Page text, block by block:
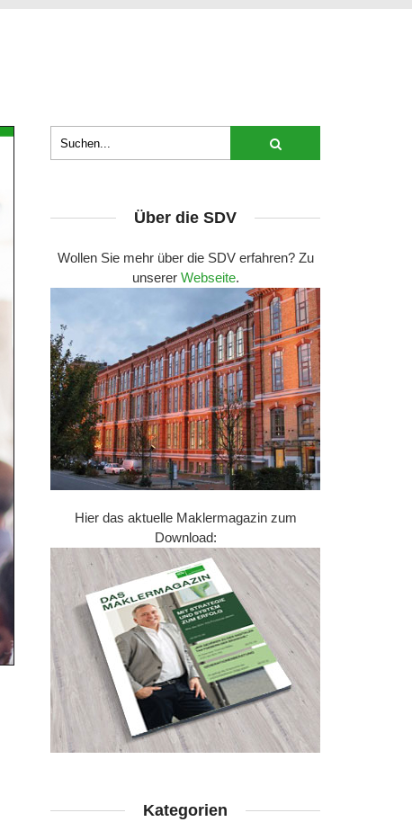
Über die SDV
Wollen Sie mehr über die SDV erfahren? Zu
unserer Webseite.
Hier das aktuelle Maklermagazin zum
Download:
Kategorien